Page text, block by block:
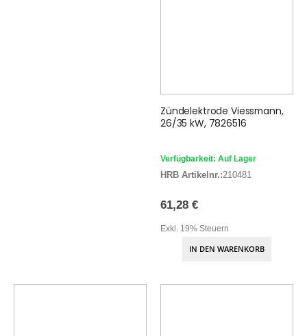
Zündelektrode Viessmann,
26/35 kW, 7826516
Verfügbarkeit: Auf Lager
HRB Artikelnr.:210481
61,28 €
Exkl. 19% Steuern
IN DEN WARENKORB